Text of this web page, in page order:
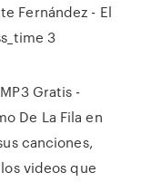
Fernández - El
3
Gratis -
De La Fila en
canciones,
videos que